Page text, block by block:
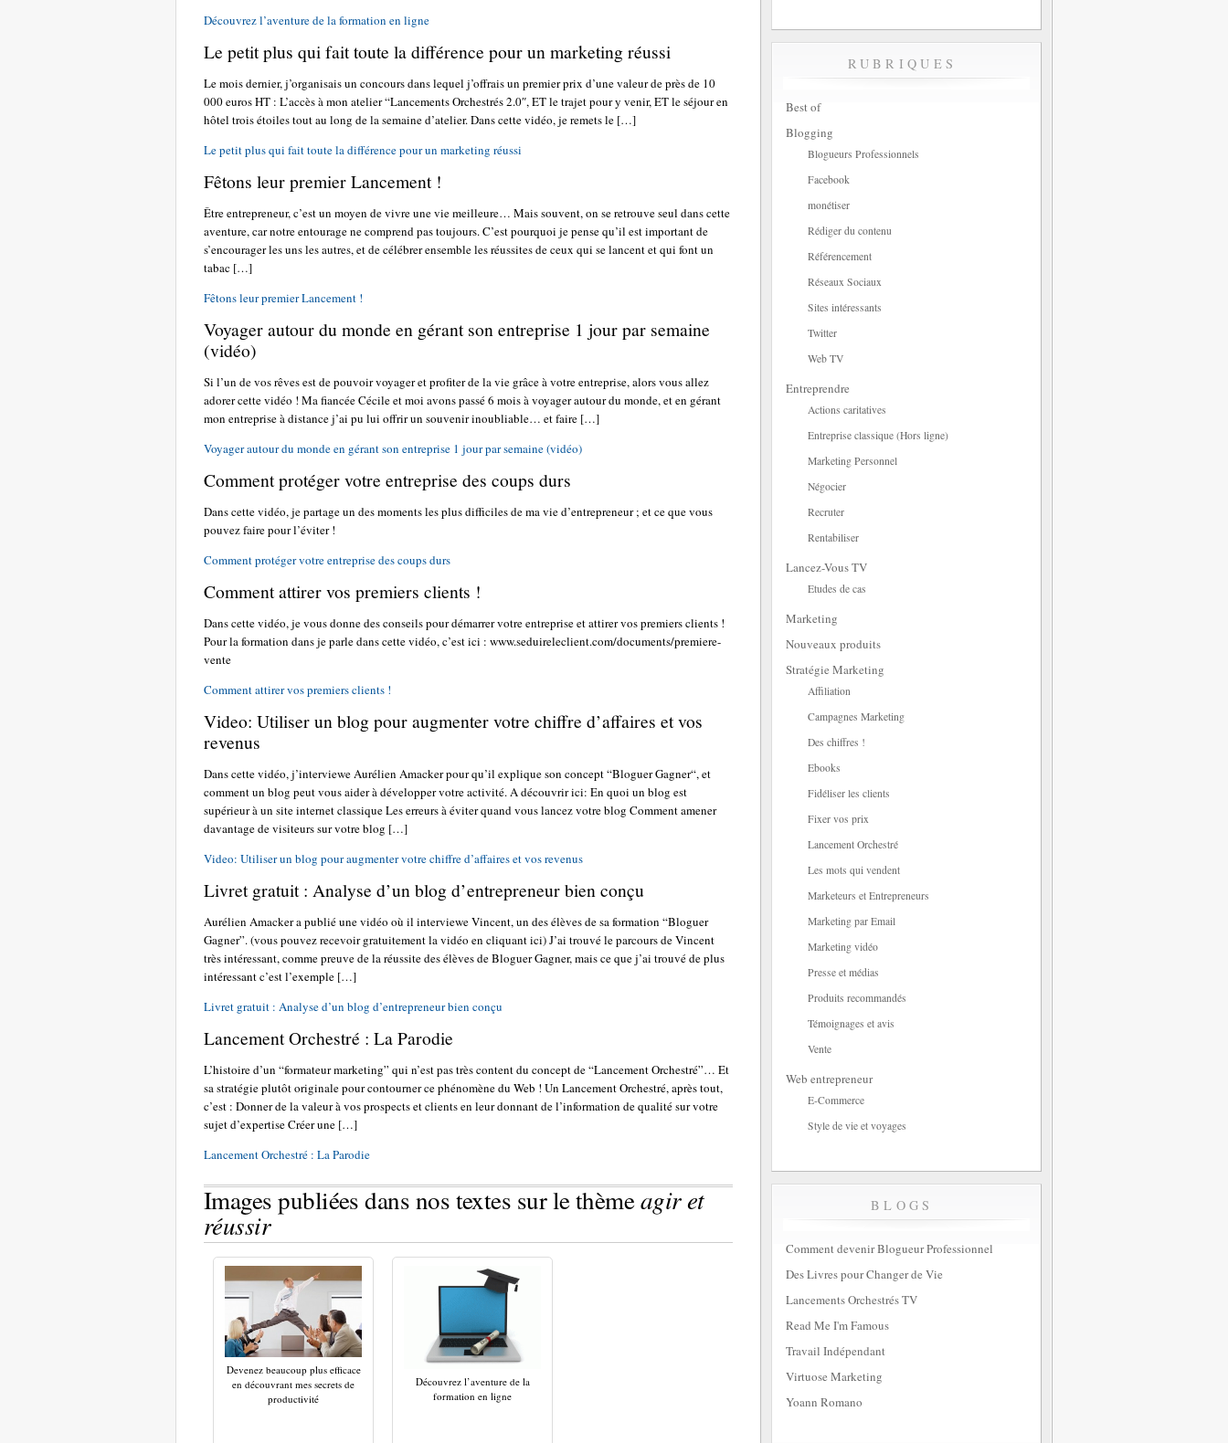
Découvrez l’aventure de la formation en ligne
Le petit plus qui fait toute la différence pour un marketing réussi
Le mois dernier, j’organisais un concours dans lequel j’offrais un premier prix d’une valeur de près de 10
000 euros HT : L’accès à mon atelier “Lancements Orchestrés 2.0″, ET le trajet pour y venir, ET le séjour en
hôtel trois étoiles tout au long de la semaine d’atelier. Dans cette vidéo, je remets le […]
Le petit plus qui fait toute la différence pour un marketing réussi
Fêtons leur premier Lancement !
Être entrepreneur, c’est un moyen de vivre une vie meilleure… Mais souvent, on se retrouve seul dans cette
aventure, car notre entourage ne comprend pas toujours. C’est pourquoi je pense qu’il est important de
s’encourager les uns les autres, et de célébrer ensemble les réussites de ceux qui se lancent et qui font un
tabac […]
Fêtons leur premier Lancement !
Voyager autour du monde en gérant son entreprise 1 jour par semaine
(vidéo)
Si l’un de vos rêves est de pouvoir voyager et profiter de la vie grâce à votre entreprise, alors vous allez
adorer cette vidéo ! Ma fiancée Cécile et moi avons passé 6 mois à voyager autour du monde, et en gérant
mon entreprise à distance j’ai pu lui offrir un souvenir inoubliable… et faire […]
Voyager autour du monde en gérant son entreprise 1 jour par semaine (vidéo)
Comment protéger votre entreprise des coups durs
Dans cette vidéo, je partage un des moments les plus difficiles de ma vie d’entrepreneur ; et ce que vous
pouvez faire pour l’éviter !
Comment protéger votre entreprise des coups durs
Comment attirer vos premiers clients !
Dans cette vidéo, je vous donne des conseils pour démarrer votre entreprise et attirer vos premiers clients !
Pour la formation dans je parle dans cette vidéo, c’est ici : www.seduireleclient.com/documents/premiere-
vente
Comment attirer vos premiers clients !
Video: Utiliser un blog pour augmenter votre chiffre d’affaires et vos
revenus
Dans cette vidéo, j’interviewe Aurélien Amacker pour qu’il explique son concept “Bloguer Gagner“, et
comment un blog peut vous aider à développer votre activité. A découvrir ici: En quoi un blog est
supérieur à un site internet classique Les erreurs à éviter quand vous lancez votre blog Comment amener
davantage de visiteurs sur votre blog […]
Video: Utiliser un blog pour augmenter votre chiffre d’affaires et vos revenus
Livret gratuit : Analyse d’un blog d’entrepreneur bien conçu
Aurélien Amacker a publié une vidéo où il interviewe Vincent, un des élèves de sa formation “Bloguer
Gagner”. (vous pouvez recevoir gratuitement la vidéo en cliquant ici) J’ai trouvé le parcours de Vincent
très intéressant, comme preuve de la réussite des élèves de Bloguer Gagner, mais ce que j’ai trouvé de plus
intéressant c’est l’exemple […]
Livret gratuit : Analyse d’un blog d’entrepreneur bien conçu
Lancement Orchestré : La Parodie
L’histoire d’un “formateur marketing” qui n’est pas très content du concept de “Lancement Orchestré”… Et
sa stratégie plutôt originale pour contourner ce phénomène du Web ! Un Lancement Orchestré, après tout,
c’est : Donner de la valeur à vos prospects et clients en leur donnant de l’information de qualité sur votre
sujet d’expertise Créer une […]
Lancement Orchestré : La Parodie
Images publiées dans nos textes sur le thèmeagir et
réussir
Devenez beaucoup plus efficace
en découvrant mes secrets de
productivité
Découvrez l’aventure de la
formation en ligne
RUBRIQUES
Best of
Blogging
Blogueurs Professionnels
Facebook
monétiser
Rédiger du contenu
Référencement
Réseaux Sociaux
Sites intéressants
Twitter
Web TV
Entreprendre
Actions caritatives
Entreprise classique (Hors ligne)
Marketing Personnel
Négocier
Recruter
Rentabiliser
Lancez-Vous TV
Etudes de cas
Marketing
Nouveaux produits
Stratégie Marketing
Affiliation
Campagnes Marketing
Des chiffres !
Ebooks
Fidéliser les clients
Fixer vos prix
Lancement Orchestré
Les mots qui vendent
Marketeurs et Entrepreneurs
Marketing par Email
Marketing vidéo
Presse et médias
Produits recommandés
Témoignages et avis
Vente
Web entrepreneur
E-Commerce
Style de vie et voyages
BLOGS
Comment devenir Blogueur Professionnel
Des Livres pour Changer de Vie
Lancements Orchestrés TV
Read Me I'm Famous
Travail Indépendant
Virtuose Marketing
Yoann Romano